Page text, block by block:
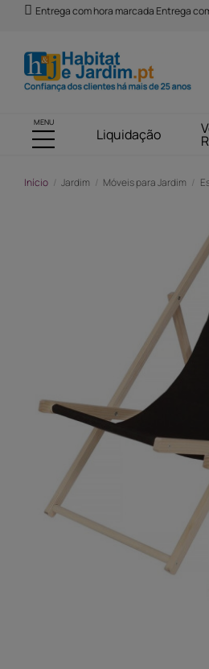
Entrega com hora marcada Entrega
MENU
Liquidação
Início Jardim Móveis para Jardim